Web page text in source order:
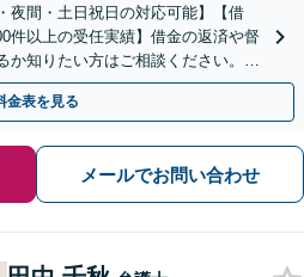
夜間・土日祝日の対応可能】【借
件以上の受任実績】借金の返済や督
か知りたい方はご相談ください。ベ
金表を見る
メールでお問い合わせ